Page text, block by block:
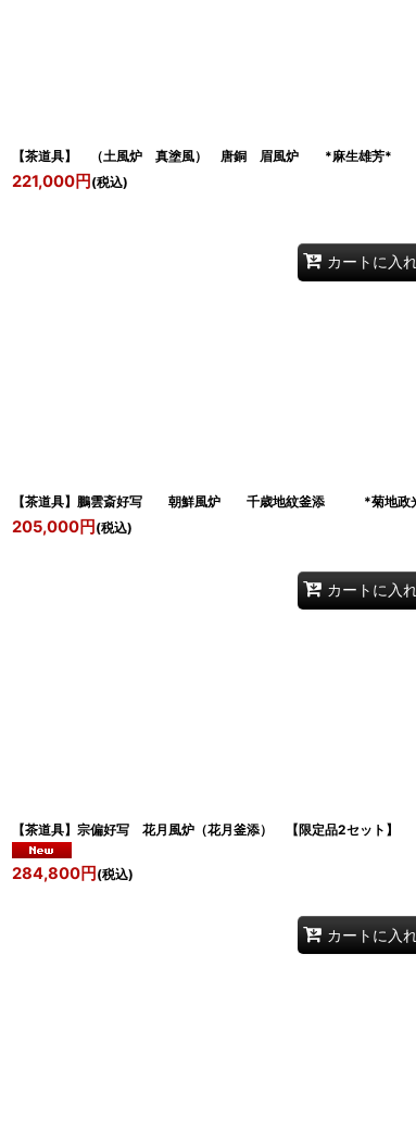
【茶道具】 （土風炉 真塗風） 唐銅 眉風炉 *麻生雄芳*
221,000円 (税込)
カートに入
【茶道具】鵬雲斎好写 朝鮮風炉 千歳地紋釜添 *菊地政
205,000円 (税込)
カートに入
【茶道具】宗偏好写 花月風炉（花月釜添） 【限定品2
284,800円 (税込)
カートに入